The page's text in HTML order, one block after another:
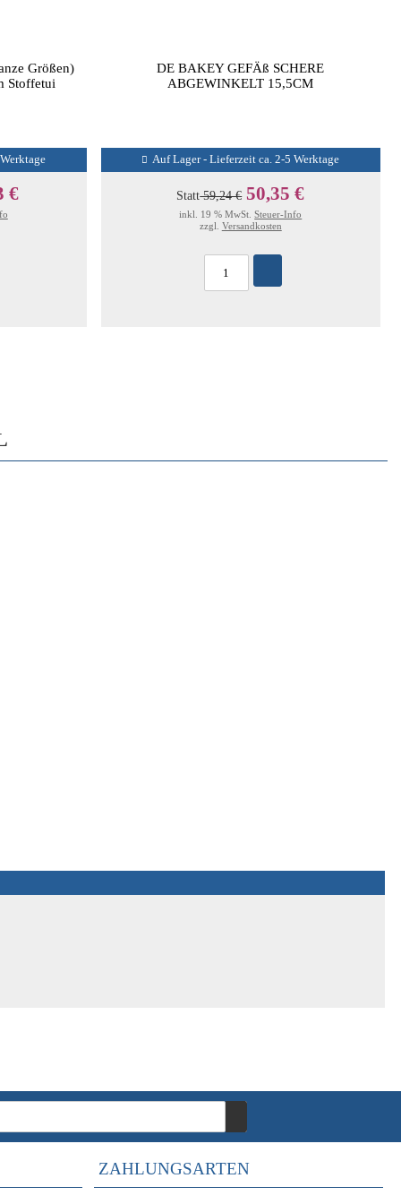
Größen)
Stoffetui
€
DE BAKEY GEFÄß SCHERE
ABGEWINKELT 15,5CM
Auf Lager - Lieferzeit ca. 2-5 Werktage
Statt59,24 € 50,35 €
inkl. 19 % MwSt.Steuer-Info
zzgl. Versandkosten
ZAHLUNGSARTEN